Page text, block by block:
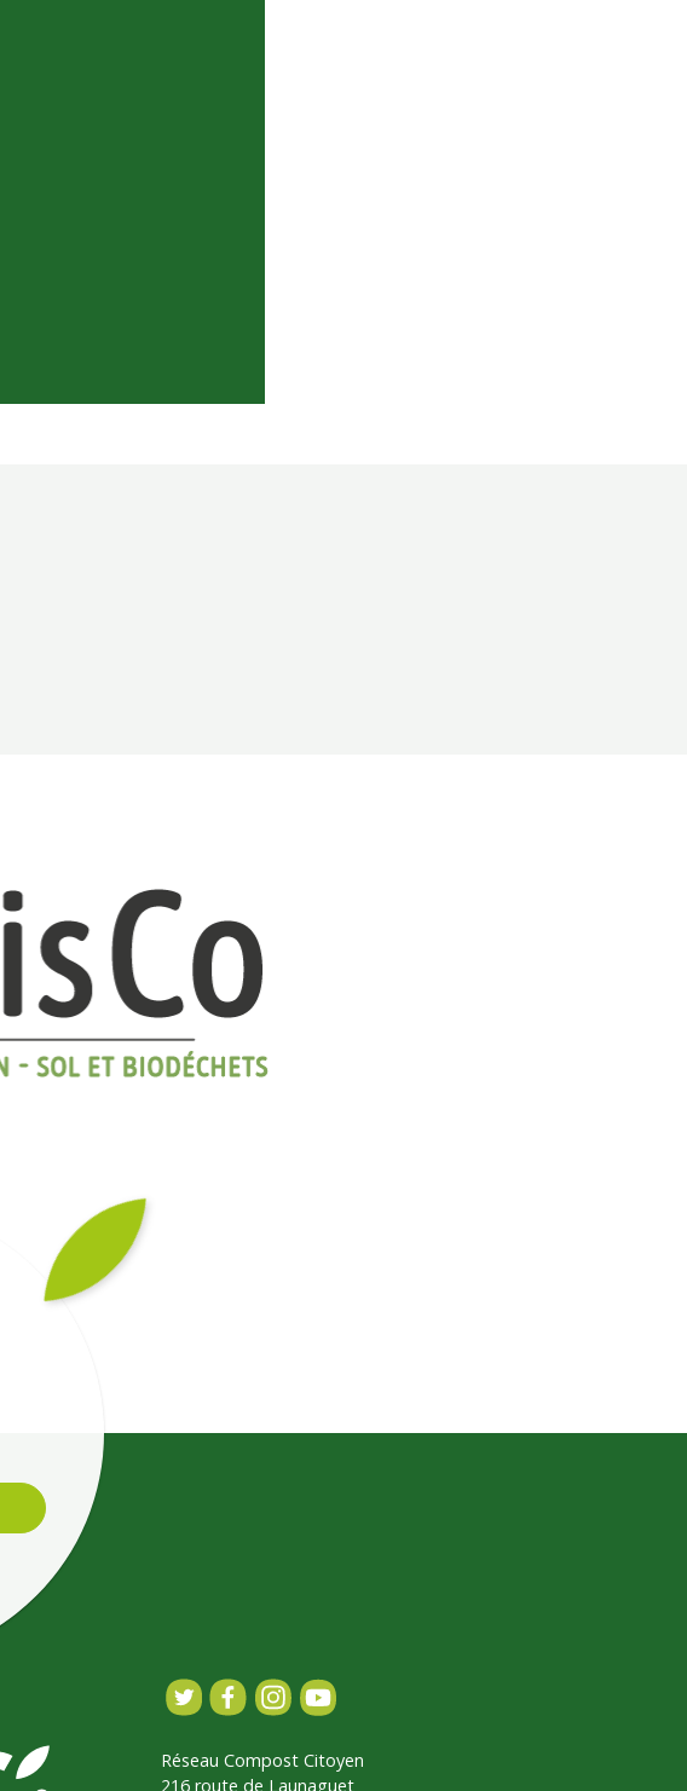
Réseau Compost Citoyen
216 route de Launaguet